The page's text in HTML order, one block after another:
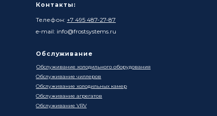
Контакты:
Телефон: +7 495 487-27-87
e-mail: info@frostsystems.ru
Обслуживание
Обслуживание холодильного оборудования
Обслуживание чиллеров
Обслуживание холодильных камер
Обслуживание агрегатов
Обслуживание VRV